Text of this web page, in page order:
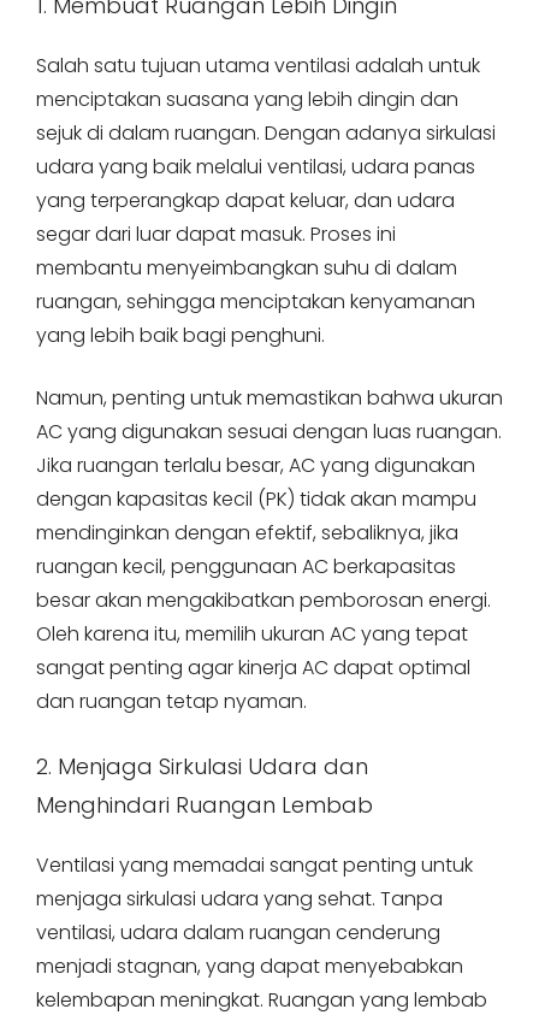
Salah satu tujuan utama ventilasi adalah untuk
menciptakan suasana yang lebih dingin dan
sejuk di dalam ruangan. Dengan adanya sirkulasi
udara yang baik melalui ventilasi, udara panas
yang terperangkap dapat keluar, dan udara
segar dari luar dapat masuk. Proses ini
membantu menyeimbangkan suhu di dalam
ruangan, sehingga menciptakan kenyamanan
yang lebih baik bagi penghuni.
Namun, penting untuk memastikan bahwa ukuran
AC yang digunakan sesuai dengan luas ruangan.
Jika ruangan terlalu besar, AC yang digunakan
dengan kapasitas kecil (PK) tidak akan mampu
mendinginkan dengan efektif, sebaliknya, jika
ruangan kecil, penggunaan AC berkapasitas
besar akan mengakibatkan pemborosan energi.
Oleh karena itu, memilih ukuran AC yang tepat
sangat penting agar kinerja AC dapat optimal
dan ruangan tetap nyaman.
2. Menjaga Sirkulasi Udara dan
Menghindari Ruangan Lembab
Ventilasi yang memadai sangat penting untuk
menjaga sirkulasi udara yang sehat. Tanpa
ventilasi, udara dalam ruangan cenderung
menjadi stagnan, yang dapat menyebabkan
kelembapan meningkat. Ruangan yang lembab